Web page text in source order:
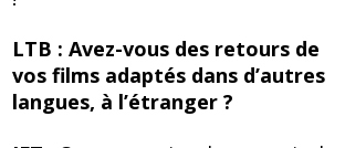
LTB : Avez-vous des retours de
vos films adaptés dans d’autres
langues, à l’étranger ?